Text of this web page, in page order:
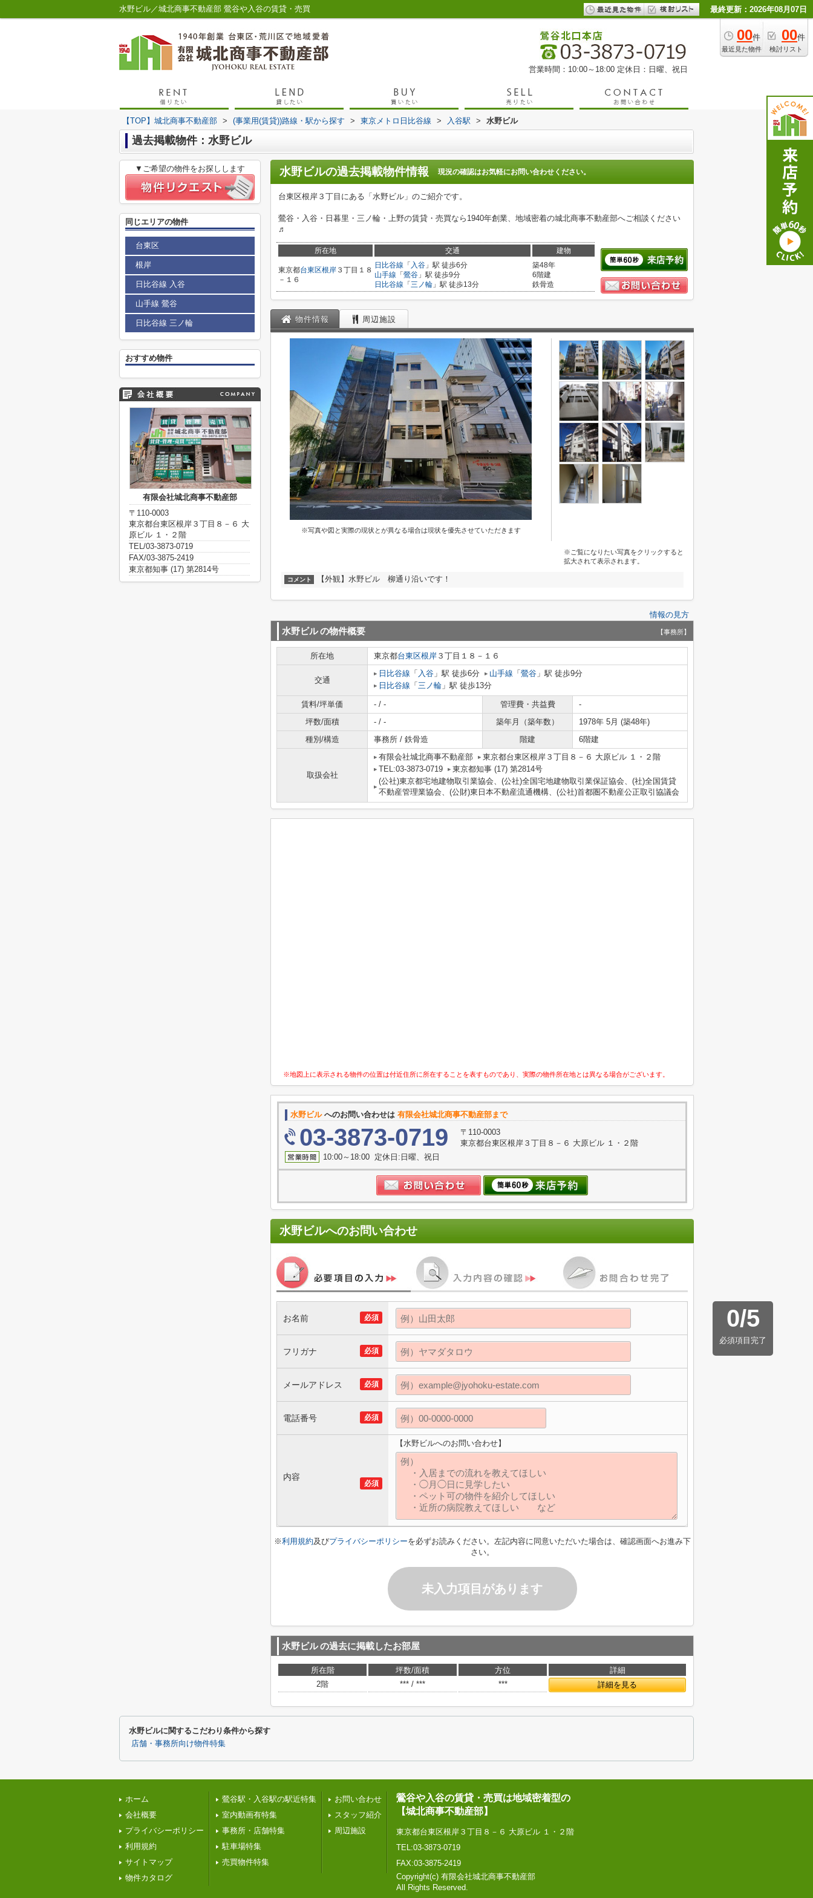
水野ビル／城北商事不動産部 鶯谷や入谷の賃貸・売買 最終更新：2026年08月07日
00件
最近見た物件
00件
検討リスト
営業時間：10:00～18:00 定休日：日曜、祝日
【TOP】城北商事不動産部 > (事業用(賃貸))路線・駅から探す > 東京メトロ日比谷線 > 入谷駅 > 水野ビル
過去掲載物件：水野ビル
水野ビルの過去掲載物件情報 現況の確認はお気軽にお問い合わせください。
台東区根岸３丁目にある「水野ビル」のご紹介です。
鶯谷・入谷・日暮里・三ノ輪・上野の賃貸・売買なら1940年創業、地域密着の城北商事不動産部へご相談ください
♬
所在地 交通 建物
東京都台東区根岸 ３丁目１８
－１６
日比谷線 「 入谷 」駅 徒歩6分
山手線 「 鶯谷 」駅 徒歩9分
日比谷線 「 三ノ輪 」駅 徒歩13分
築48年
6階建
鉄骨造
物件情報 周辺施設
※写真や図と実際の現状とが異なる場合は現状を優先させていただきます
※ご覧になりたい写真をクリックすると
拡大されて表示されます。
コメント 【外観】水野ビル 柳通り沿いです！
情報の見方
水野ビルの物件概要 【事務所】
所在地 東京都台東区根岸 ３丁目１８－１６
交通
日比谷線 「 入谷 」駅 徒歩6分 山手線 「 鶯谷 」駅 徒歩9分
日比谷線 「 三ノ輪 」駅 徒歩13分
賃料/坪単価 - / - 管理費・共益費
-
坪数/面積
- / - 築年月（築年数）
1978年 5月 (築48年)
種別/構造
事務所 / 鉄骨造 階建 6階建
取扱会社
有限会社城北商事不動産部
東京都台東区根岸３丁目８－６ 大原ビル １・２階
TEL:03-3873-0719
東京都知事 (17) 第2814号
(公社)東京都宅地建物取引業協会、(公社)全国宅地建物取引業保証協会、(社)全国賃貸
不動産管理業協会、(公財)東日本不動産流通機構、(公社)首都圏不動産公正取引協議会
※地図上に表示される物件の位置は付近住所に所在することを表すものであり、実際の物件所在地とは異なる場合がございます。
水野ビルへのお問い合わせは 有限会社城北商事不動産部まで
03-3873-0719
〒110-0003
東京都台東区根岸３丁目８－６ 大原ビル １・２階
10:00～18:00 定休日:日曜、祝日
水野ビルへのお問い合わせ
0/5
必須項目完了
必須
お名前
必須
フリガナ
必須
メールアドレス
必須
電話番号
必須
内容
【水野ビルへのお問い合わせ】
※利用規約及びプライバシーポリシーを必ずお読みください。左記内容に同意いただいた場合は、確認画面へお進み下
さい。
未入力項目があります
水野ビルの過去に掲載したお部屋
所在階 坪数/面積 方位
詳細
2階
*** / *** *** 詳細を見る
▼ご希望の物件をお探しします
同じエリアの物件
台東区
根岸
日比谷線 入谷
山手線 鶯谷
日比谷線 三ノ輪
おすすめ物件
有限会社城北商事不動産部
〒110-0003
東京都台東区根岸３丁目８－６ 大
原ビル １・２階
TEL/03-3873-0719
FAX/03-3875-2419
東京都知事 (17) 第2814号
水野ビルに関するこだわり条件から探す
店舗・事務所向け物件特集
ホーム
会社概要
プライバシーポリシー
利用規約
サイトマップ
物件カタログ
鶯谷駅・入谷駅の駅近特集
室内動画有特集
事務所・店舗特集
駐車場特集
売買物件特集
お問い合わせ
スタッフ紹介
周辺施設
鶯谷や入谷の賃貸・売買は地域密着型の
【城北商事不動産部】
東京都台東区根岸３丁目８－６ 大原ビル １・２階
TEL:03-3873-0719
FAX:03-3875-2419
Copyright(c) 有限会社城北商事不動産部
All Rights Reserved.